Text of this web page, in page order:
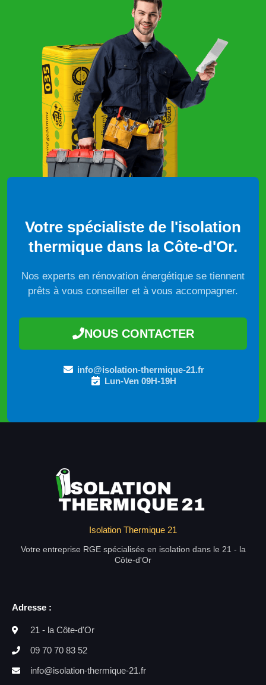
Votre spécialiste de l'isolation
thermique dans la Côte-d'Or.
Nos experts en rénovation énergétique se tiennent
prêts à vous conseiller et à vous accompagner.
NOUS CONTACTER
info@isolation-thermique-21.fr
Lun-Ven 09H-19H
Isolation Thermique 21
Votre entreprise RGE spécialisée en isolation dans le 21 - la
Côte-d'Or
Adresse :
21 - la Côte-d'Or
09 70 70 83 52
info@isolation-thermique-21.fr